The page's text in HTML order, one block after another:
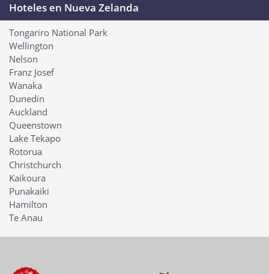
Hoteles en Nueva Zelanda
Tongariro National Park
Wellington
Nelson
Franz Josef
Wanaka
Dunedin
Auckland
Queenstown
Lake Tekapo
Rotorua
Christchurch
Kaikoura
Punakaiki
Hamilton
Te Anau